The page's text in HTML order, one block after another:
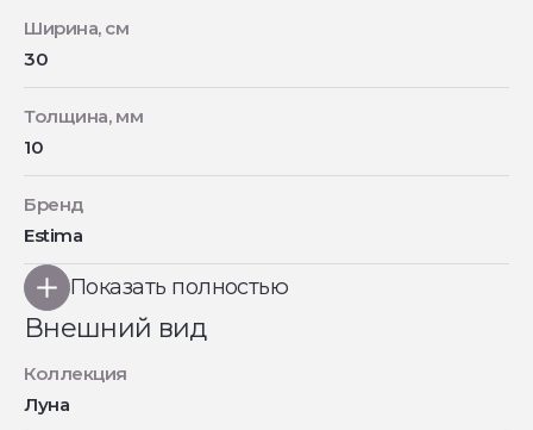
Ширина, см
30
Толщина, мм
10
Бренд
Estima
Показать полностью
Внешний вид
Коллекция
Луна